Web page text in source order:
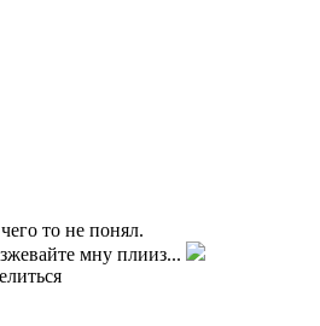
то не понял.
мну плииз...